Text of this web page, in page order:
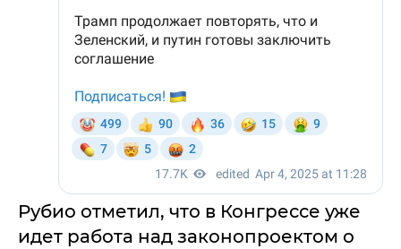
Рубио отметил, что в Конгрессе уже
идет работа над законопроектом о